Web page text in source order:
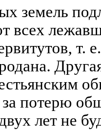
земель
всех
т.
потерю
лет не